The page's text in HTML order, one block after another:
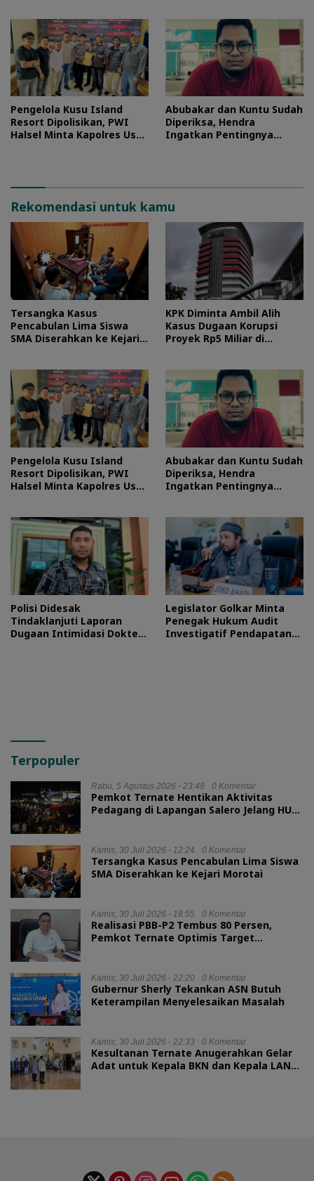
Pengelola Kusu Island
Resort Dipolisikan, PWI
Halsel Minta Kapolres Usut
Abubakar dan Kuntu Sudah
Diperiksa, Hendra
Ingatkan Pentingnya
Rekomendasi untuk kamu
Tersangka Kasus
Pencabulan Lima Siswa
SMA Diserahkan ke Kejari
KPK Diminta Ambil Alih
Kasus Dugaan Korupsi
Proyek Rp5 Miliar di
Pengelola Kusu Island
Resort Dipolisikan, PWI
Halsel Minta Kapolres Usut
Abubakar dan Kuntu Sudah
Diperiksa, Hendra
Ingatkan Pentingnya
Polisi Didesak
Tindaklanjuti Laporan
Dugaan Intimidasi Dokter
Legislator Golkar Minta
Penegak Hukum Audit
Investigatif Pendapatan
Terpopuler
Rabu, 5 Agustus 2026 - 23:48 0 Komentar
Pemkot Ternate Hentikan Aktivitas
Pedagang di Lapangan Salero Jelang HUT
Kamis, 30 Juli 2026 - 12:24 0 Komentar
Tersangka Kasus Pencabulan Lima Siswa
SMA Diserahkan ke Kejari Morotai
Kamis, 30 Juli 2026 - 18:55 0 Komentar
Realisasi PBB-P2 Tembus 80 Persen,
Pemkot Ternate Optimis Target
Kamis, 30 Juli 2026 - 22:20 0 Komentar
Gubernur Sherly Tekankan ASN Butuh
Keterampilan Menyelesaikan Masalah
Kamis, 30 Juli 2026 - 22:33 0 Komentar
Kesultanan Ternate Anugerahkan Gelar
Adat untuk Kepala BKN dan Kepala LAN